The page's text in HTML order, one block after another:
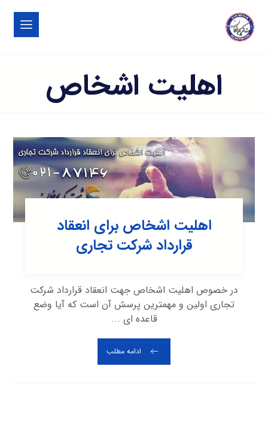
اهلیت اشخاص
اهلیت اشخاص برای انعقاد
قرارداد شرکت تجاری
در خصوص اهلیت اشخاص جهت انعقاد قرارداد شرکت
تجاری اولین و مهمترین پرسش آن است که آیا وضع
قاعده ای ...
ادامه مطلب